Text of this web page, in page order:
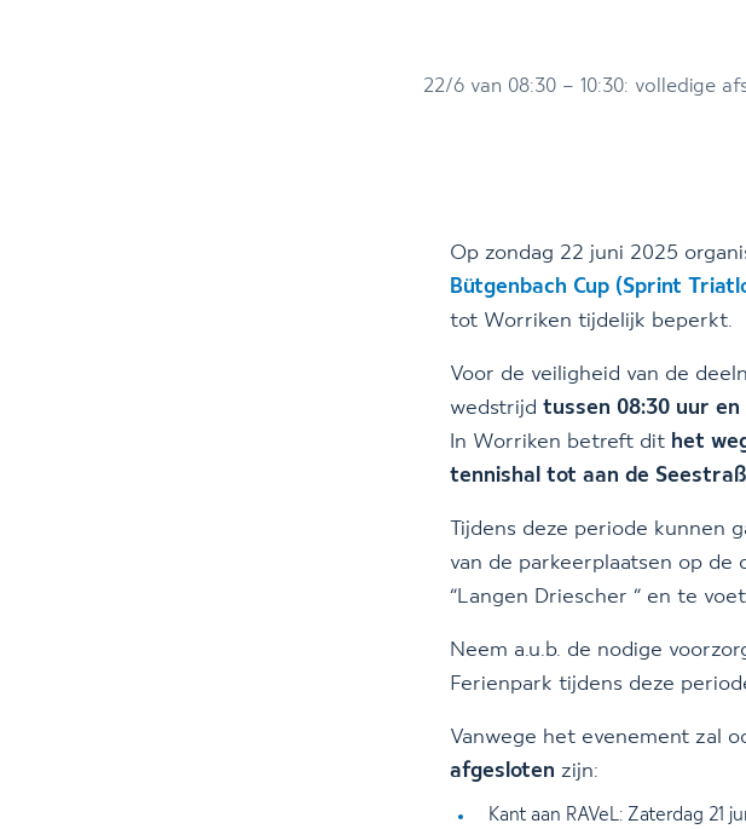
22/6 van 08:30 – 10:30: volledige
Op zondag 22 juni 2025
Bütgenbach Cup (Sprint
tot Worriken tijdelijk beperkt.
Voor de veiligheid van de
wedstrijd tussen 08:30 uur en
In Worriken betreft dit het
tennishal tot aan de
Tijdens deze periode kunnen
van de parkeerplaatsen op de
“Langen Driescher ” en te
Neem a.u.b. de nodige
Ferienpark tijdens deze
Vanwege het evenement zal
afgesloten zijn:
Kant aan RAVeL: Zaterdag 21